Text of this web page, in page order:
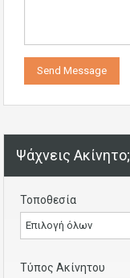
Ψάχνεις Ακίνητο;
Τοποθεσία
Επιλογή όλων
Τύπος Ακίνητου